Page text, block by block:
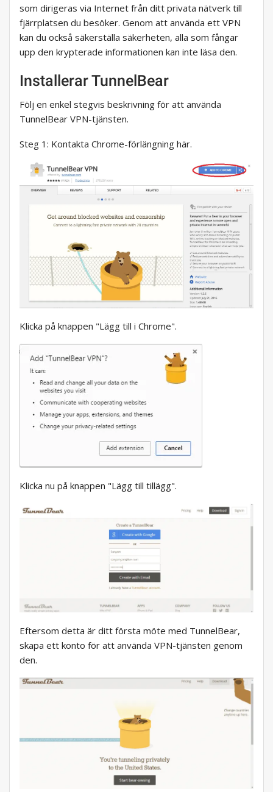
som dirigeras via Internet från ditt privata nätverk till
fjärrplatsen du besöker. Genom att använda ett VPN
kan du också säkerställa säkerheten, alla som fångar
upp den krypterade informationen kan inte läsa den.
Installerar TunnelBear
Följ en enkel stegvis beskrivning för att använda
TunnelBear VPN-tjänsten.
Steg 1: Kontakta Chrome-förlängning här.
Klicka på knappen "Lägg till i Chrome".
Klicka nu på knappen "Lägg till tillägg".
Eftersom detta är ditt första möte med TunnelBear,
skapa ett konto för att använda VPN-tjänsten genom
den.